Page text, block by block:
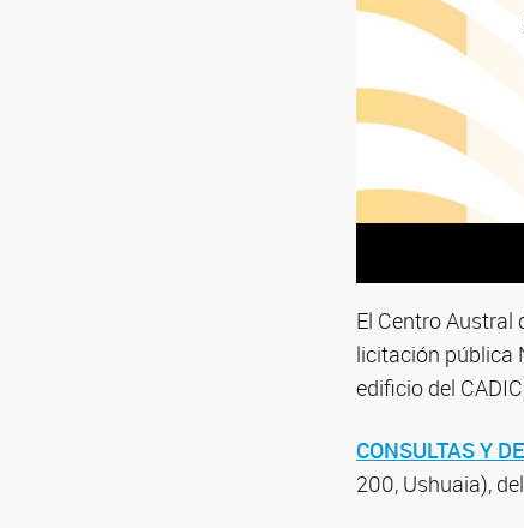
El Centro Austral
licitación pública
edificio del
CONSULTAS Y
200, Ushuaia),